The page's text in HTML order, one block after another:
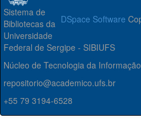
DSpace Software
Sistema de
Bibliotecas da
Universidade
Federal de Sergipe - SIBIUFS
Núcleo de Tecnologia da
repositorio@academico.ufs.br
+55 79 3194-6528